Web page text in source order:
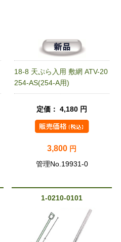
18-8 天ぷら入用 敷網 ATV-20
254-AS(254-A用)
定価： 4,180 円
3,800 円
管理No.19931-0
1-0210-0101